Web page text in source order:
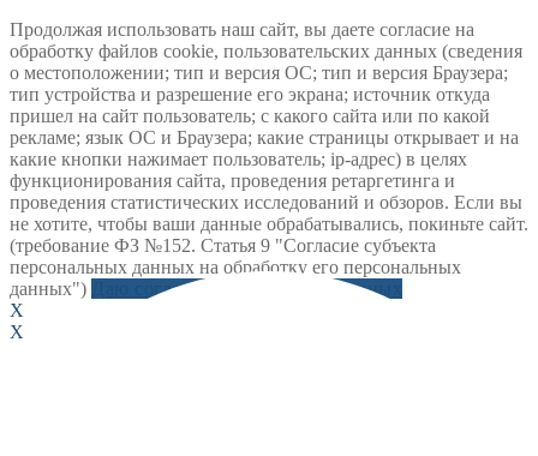
Продолжая использовать наш сайт, вы даете согласие на
обработку файлов cookie, пользовательских данных (сведения
о местоположении; тип и версия ОС; тип и версия Браузера;
тип устройства и разрешение его экрана; источник откуда
пришел на сайт пользователь; с какого сайта или по какой
рекламе; язык ОС и Браузера; какие страницы открывает и на
какие кнопки нажимает пользователь; ip-адрес) в целях
функционирования сайта, проведения ретаргетинга и
проведения статистических исследований и обзоров. Если вы
не хотите, чтобы ваши данные обрабатывались, покиньте сайт.
(требование ФЗ №152. Статья 9 "Согласие субъекта
персональных данных на обработку его персональных
данных")
Даю согласие на обработку данных
X
X